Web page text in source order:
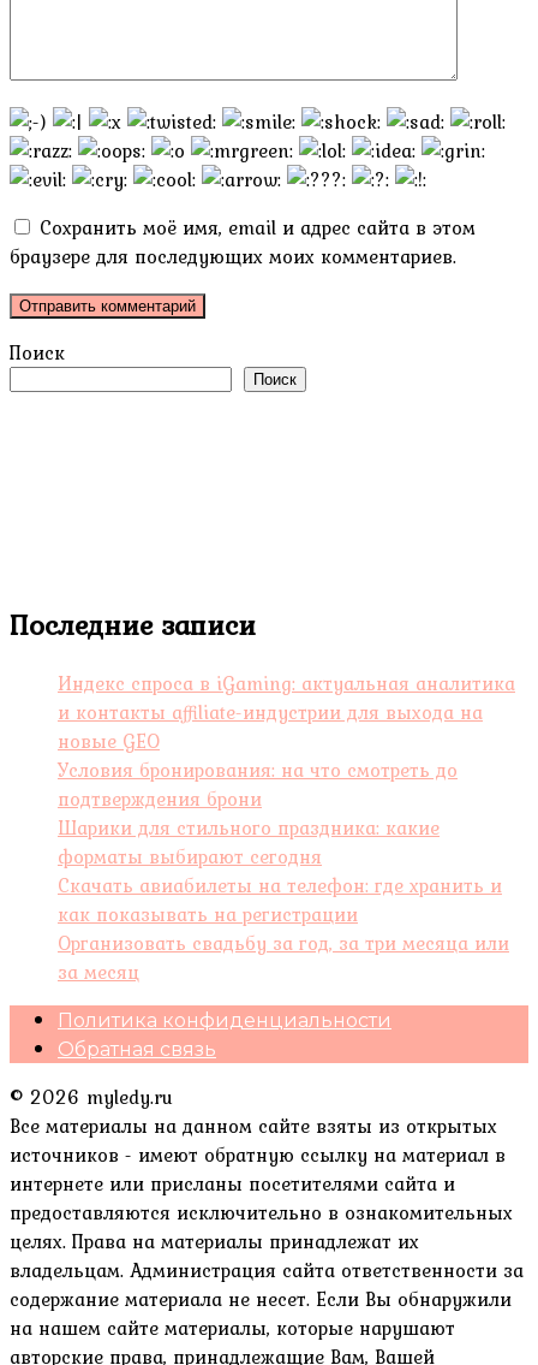
Сохранить моё имя, email и адрес сайта в этом
браузере для последующих моих комментариев.
Поиск
Поиск
Последние записи
Индекс спроса в iGaming: актуальная аналитика
и контакты affiliate-индустрии для выхода на
новые GEO
Условия бронирования: на что смотреть до
подтверждения брони
Шарики для стильного праздника: какие
форматы выбирают сегодня
Скачать авиабилеты на телефон: где хранить и
как показывать на регистрации
Организовать свадьбу за год, за три месяца или
за месяц
Политика конфиденциальности
Обратная связь
© 2026 myledy.ru
Все материалы на данном сайте взяты из открытых
источников - имеют обратную ссылку на материал в
интернете или присланы посетителями сайта и
предоставляются исключительно в ознакомительных
целях. Права на материалы принадлежат их
владельцам. Администрация сайта ответственности за
содержание материала не несет. Если Вы обнаружили
на нашем сайте материалы, которые нарушают
авторские права, принадлежащие Вам, Вашей